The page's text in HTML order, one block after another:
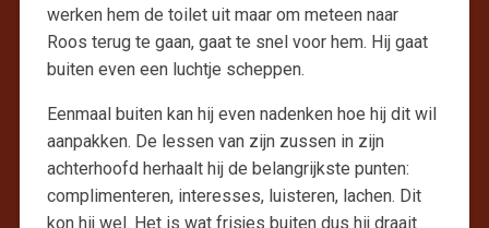
werken hem de toilet uit maar om meteen naar
Roos terug te gaan, gaat te snel voor hem. Hij gaat
buiten even een luchtje scheppen.
Eenmaal buiten kan hij even nadenken hoe hij dit wil
aanpakken. De lessen van zijn zussen in zijn
achterhoofd herhaalt hij de belangrijkste punten:
complimenteren, interesses, luisteren, lachen. Dit
kon hij wel. Het is wat frisjes buiten dus hij draait